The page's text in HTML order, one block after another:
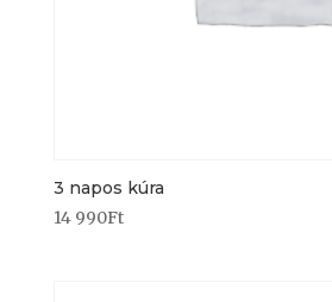
3 napos kúra
14 990Ft